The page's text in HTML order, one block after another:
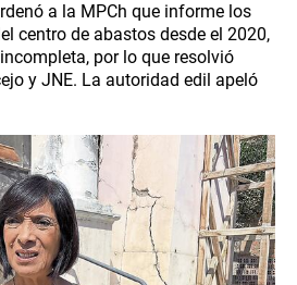
a la MPCh que informe los
centro de abastos desde el 2020,
por lo que resolvió
y JNE. La autoridad edil apeló